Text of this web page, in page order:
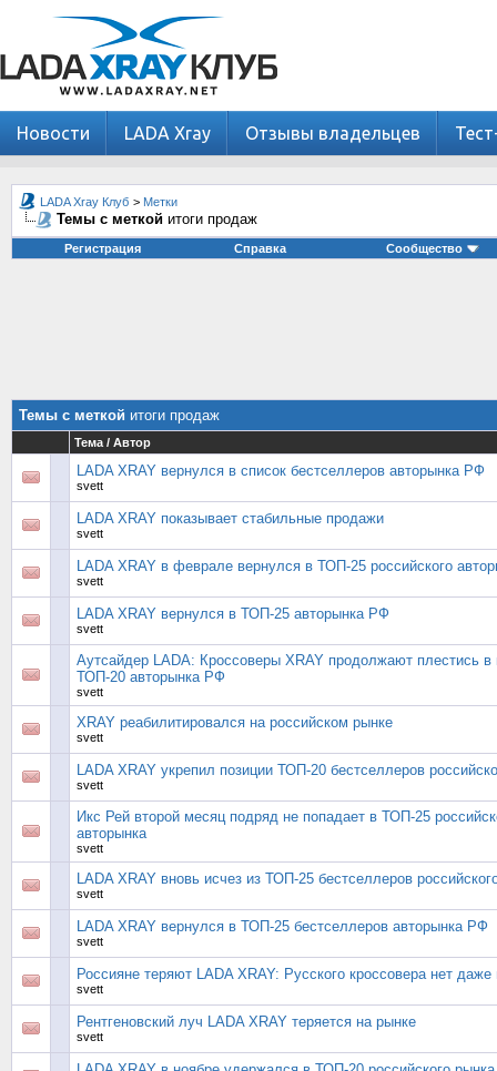
Новости LADA Xray Отзывы владельцев
LADA Xray Клуб > Метки
Темы с меткой итоги продаж
Регистрация Справка Сообщество
Темы с меткой итоги продаж
Тема / Автор
LADA XRAY вернулся в список бестселлеров авторынка РФ
svett
LADA XRAY показывает стабильные продажи
svett
LADA XRAY в феврале вернулся в ТОП-25 российского
svett
LADA XRAY вернулся в ТОП-25 авторынка РФ
svett
Аутсайдер LADA: Кроссоверы XRAY продолжают плестись в
ТОП-20 авторынка РФ
svett
XRAY реабилитировался на российском рынке
svett
LADA XRAY укрепил позиции ТОП-20 бестселлеров
svett
Икс Рей второй месяц подряд не попадает в ТОП-25
авторынка
svett
LADA XRAY вновь исчез из ТОП-25 бестселлеров
svett
LADA XRAY вернулся в ТОП-25 бестселлеров авторынка РФ
svett
Россияне теряют LADA XRAY: Русского кроссовера нет
svett
Рентгеновский луч LADA XRAY теряется на рынке
svett